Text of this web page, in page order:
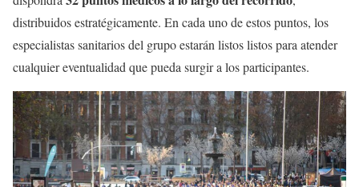
distribuidos estratégicamente. En cada uno de estos puntos, los
especialistas sanitarios del grupo estarán listos listos para atender
cualquier eventualidad que pueda surgir a los participantes.